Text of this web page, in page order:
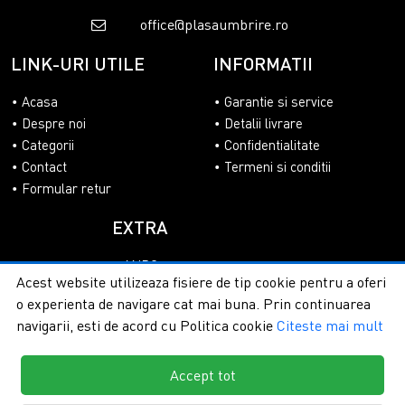
office@plasaumbrire.ro
LINK-URI UTILE
Acasa
Despre noi
Categorii
Contact
Formular retur
INFORMATII
Garantie si service
Detalii livrare
Confidentialitate
Termeni si conditii
EXTRA
ANPC
SOL
Copyright © 2026 - PlasaUmbrire.ro | Toate drepturile
rezervate.Creare magazine online by ITeXclusiv.ro
Acest website utilizeaza fisiere de tip cookie pentru a oferi
o experienta de navigare cat mai buna. Prin continuarea
navigarii, esti de acord cu Politica cookie Citeste mai mult
Accept tot